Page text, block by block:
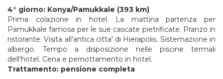
4° giorno: Konya/Pamukkale (393 km)
Prima colazione in hotel. La mattina partenza per
Pamukkale famosa per le sue cascate pietrificate. Pranzo in
ristorante. Visita all’antica citta' di Hierapolis. Sistemazione in
albergo. Tempo a disposizione nelle piscine termali
dell’hotel. Cena e pernottamento in hotel.
Trattamento: pensione completa